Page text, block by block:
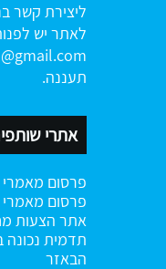
ליצירת קשר
לאתר יש
תעננה.
אתרי
פרסום מאמרי
פרסום מאמרי
אתר הצעות
תדמית
הבאזר